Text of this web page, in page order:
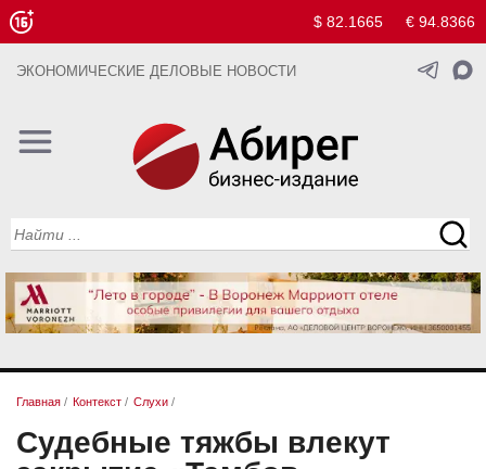
$ 82.1665 € 94.8366
ЭКОНОМИЧЕСКИЕ ДЕЛОВЫЕ НОВОСТИ
Главная / Контекст / Слухи /
Судебные тяжбы влекут